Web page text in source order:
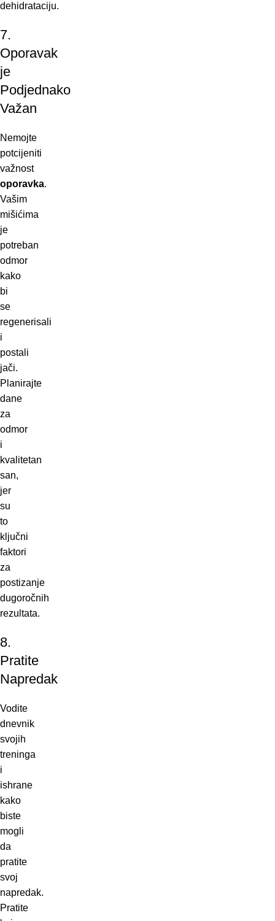
dehidrataciju.
7.
Oporavak
je
Podjednako
Važan
Nemojte
potcijeniti
važnost
oporavka.
Vašim
mišićima
je
potreban
odmor
kako
bi
se
regenerisali
i
postali
jači.
Planirajte
dane
za
odmor
i
kvalitetan
san,
jer
su
to
ključni
faktori
za
postizanje
dugoročnih
rezultata.
8.
Pratite
Napredak
Vodite
dnevnik
svojih
treninga
i
ishrane
kako
biste
mogli
da
pratite
svoj
napredak.
Pratite